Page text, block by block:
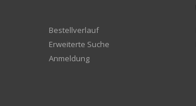
Bestellverlauf
Erweiterte Suche
Anmeldung